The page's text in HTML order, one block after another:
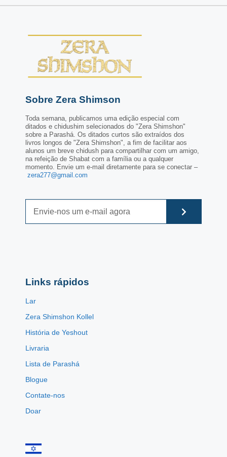
Sobre Zera Shimson
Toda semana, publicamos uma edição especial com
ditados e chidushim selecionados do "Zera Shimshon"
sobre a Parashá. Os ditados curtos são extraídos dos
livros longos de "Zera Shimshon", a fim de facilitar aos
alunos um breve chidush para compartilhar com um amigo,
na refeição de Shabat com a família ou a qualquer
momento. Envie um e-mail diretamente para se conectar –
zera277@gmail.com
Links rápidos
Lar
Zera Shimshon Kollel
História de Yeshout
Livraria
Lista de Parashá
Blogue
Contate-nos
Doar